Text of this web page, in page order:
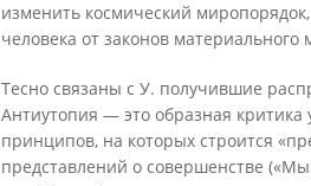
изменить космический
человека от законов
Тесно связаны с У. получившие
Антиутопия — это образная
принципов, на которых строится
представлений о совершенстве